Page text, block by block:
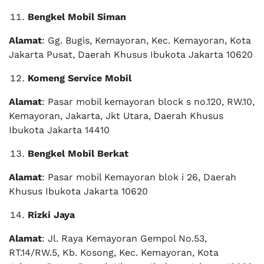
Bengkel Mobil Siman
Alamat: Gg. Bugis, Kemayoran, Kec. Kemayoran, Kota
Jakarta Pusat, Daerah Khusus Ibukota Jakarta 10620
Komeng Service Mobil
Alamat: Pasar mobil kemayoran block s no.120, RW.10,
Kemayoran, Jakarta, Jkt Utara, Daerah Khusus
Ibukota Jakarta 14410
Bengkel Mobil Berkat
Alamat: Pasar mobil Kemayoran blok i 26, Daerah
Khusus Ibukota Jakarta 10620
Rizki Jaya
Alamat: Jl. Raya Kemayoran Gempol No.53,
RT.14/RW.5, Kb. Kosong, Kec. Kemayoran, Kota